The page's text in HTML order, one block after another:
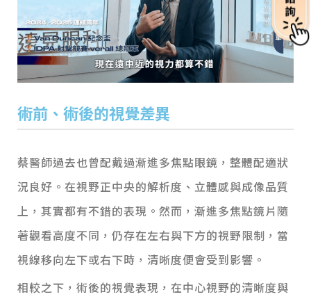
術前、術後的視覺差異
蔡醫師過去也曾配戴過漸進多焦點眼鏡，整體配適狀
況良好。在視野正中央的解析度、立體感與成像品質
上，其實都有不錯的表現。然而，漸進多焦點鏡片隨
著觀看高度不同，仍存在左右與下方的視野限制，當
視線移向左下或右下時，清晰度便會受到影響。
相較之下，術後的視覺表現，在中心視野的清晰度與